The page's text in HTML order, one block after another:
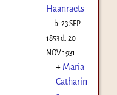
Haanraets
b:23 SEP
1853d: 20
NOV 1931
+ Maria
Catharin